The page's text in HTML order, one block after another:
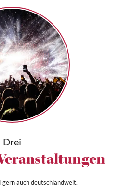
Drei
gern auch deutschlandweit.